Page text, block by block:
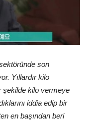
son
Yıllardır kilo
şekilde kilo vermeye
iddia edip bir
en başından beri